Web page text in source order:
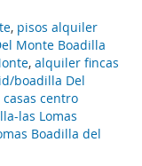
, pisos alquiler
Monte Boadilla
, alquiler fincas
boadilla Del
centro
las Lomas
Boadilla del